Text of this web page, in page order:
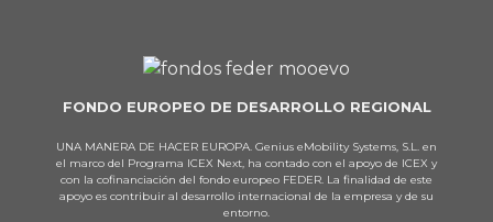
FONDO EUROPEO DE DESARROLLO REGIONAL
UNA MANERA DE HACER EUROPA. Genius eMobility Systems, S.L. en
el marco del Programa ICEX Next, ha contado con el apoyo de ICEX y
con la cofinanciación del fondo europeo FEDER. La finalidad de este
apoyo es contribuir al desarrollo internacional de la empresa y de su
entorno.